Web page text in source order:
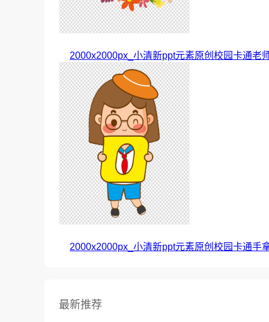
2000x2000px_小清新ppt元素原创校园卡通老
2000x2000px_小清新ppt元素原创校园卡通手
最新推荐